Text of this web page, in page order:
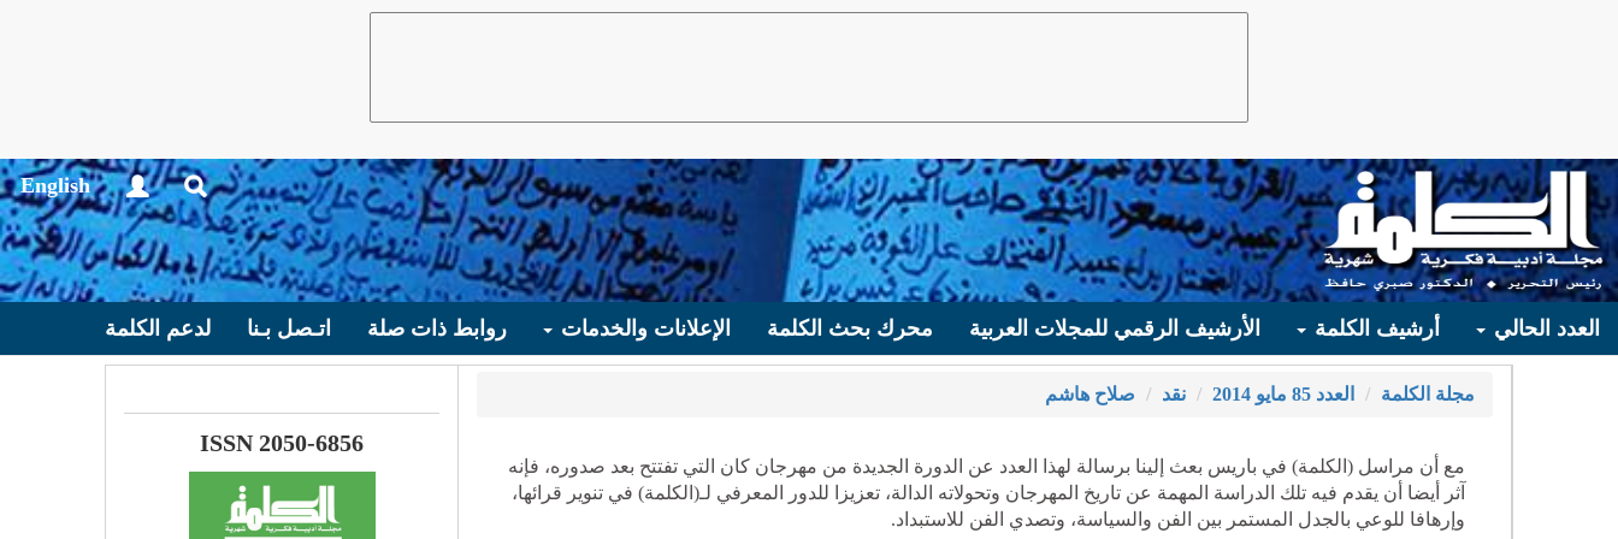
English
العدد الحالي أرشيف الكلمة الأرشيف الرقمي للمجلات العربية محرك بحث الكلمة الإعلانات والخدمات روابط ذات صلة اتـصل بـنا لدعم الكلمة
مجلة الكلمة العدد 85 مايو 2014 نقد صلاح هاشم
مع أن مراسل (الكلمة) في باريس بعث إلينا برسالة لهذا العدد عن الدورة الجديدة من مهرجان كان التي تفتتح بعد صدوره، فإنه
آثر أيضا أن يقدم فيه تلك الدراسة المهمة عن تاريخ المهرجان وتحولاته الدالة، تعزيزا للدور المعرفي لـ(الكلمة) في تنوير قرائها،
وإرهافا للوعي بالجدل المستمر بين الفن والسياسة، وتصدي الفن للاستبداد.
ISSN 2050-6856